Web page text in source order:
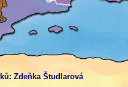
Zdeňka Študlarová